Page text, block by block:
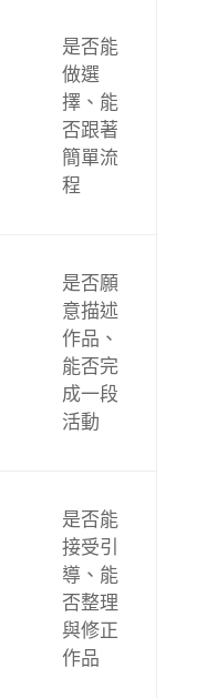
是否能
做選
擇、能
否跟著
簡單流
程
是否願
意描述
作品、
能否完
成一段
活動
是否能
接受引
導、能
否整理
與修正
作品